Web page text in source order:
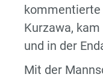
kommentierte
Kurzawa,
und in der
Mit der